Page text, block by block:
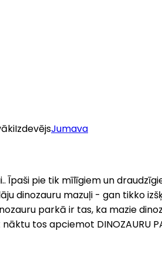
IzdevējsJumava
Īpaši pie tik mīlīgiem un
dinozauru mazuļi - gan tikko
parkā ir tas, ka mazie
tos apciemot DINOZAURU